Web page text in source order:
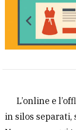
L’online e
in silos separati,